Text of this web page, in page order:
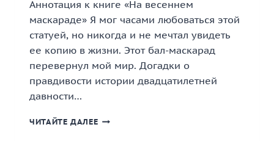
Аннотация к книге «На весеннем
маскараде» Я мог часами любоваться этой
статуей, но никогда и не мечтал увидеть
ее копию в жизни. Этот бал-маскарад
перевернул мой мир. Догадки о
правдивости истории двадцатилетней
давности…
ЧИТАЙТЕ ДАЛЕЕ «НА